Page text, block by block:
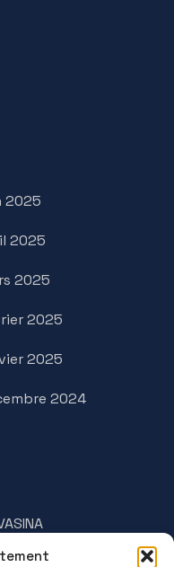
2025
2025
2025
2025
2025
2024